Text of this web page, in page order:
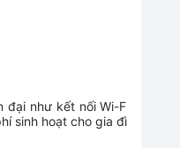
như kết nối Wi-Fi, điều
sinh hoạt cho gia đình. Cùng